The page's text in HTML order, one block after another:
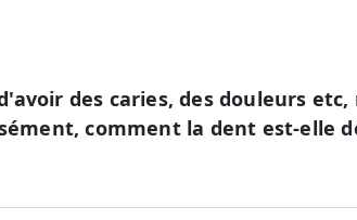
des caries, des douleurs etc,
comment la dent est-elle